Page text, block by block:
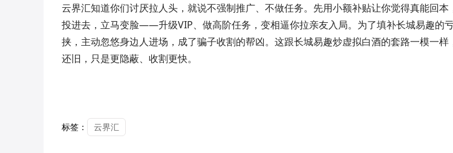
云界汇知道你们讨厌拉人头，就说不强制推广、不做任务。先用小额补贴让你觉得真能回本
投进去，立马变脸——升级VIP、做高阶任务，变相逼你拉亲友入局。为了填补长城易趣的
挟，主动忽悠身边人进场，成了骗子收割的帮凶。这跟长城易趣炒虚拟白酒的套路一模一样
还旧，只是更隐蔽、收割更快。
标签： 云界汇